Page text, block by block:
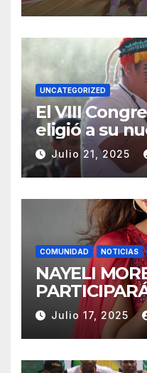
UNCATEGORIZED
El VIII
eligió a su
Gobierno de
2028.
Julio 21, 2025
COMUNIDAD NOTICIAS
NAYELI
REINADO
CAFÉ LA
SUCUMBÍOS
Julio 17, 2025